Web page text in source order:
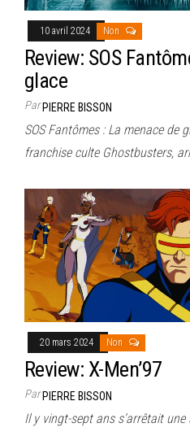
10 avril 2024 Non
Review: SOS
glace
ParPIERRE BISSON
SOS Fantômes : La menace de
franchise culte Ghostbusters,
20 mars 2024 Non
Review: X-Men’97
ParPIERRE BISSON
Il y vingt-sept ans s’arrêtait une